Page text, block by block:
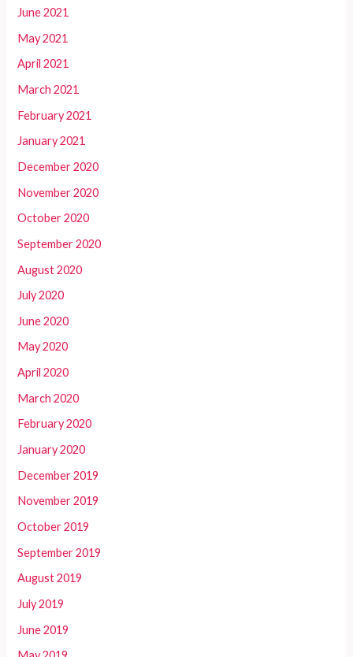
June 2021
May 2021
April 2021
March 2021
February 2021
January 2021
December 2020
November 2020
October 2020
September 2020
August 2020
July 2020
June 2020
May 2020
April 2020
March 2020
February 2020
January 2020
December 2019
November 2019
October 2019
September 2019
August 2019
July 2019
June 2019